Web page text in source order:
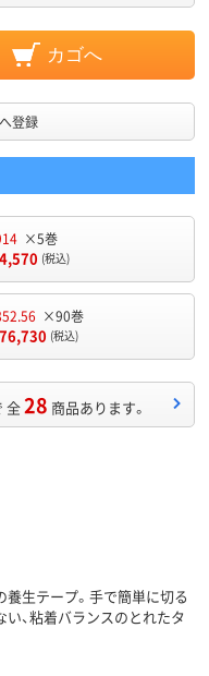
カゴへ
登録
×5巻
(税込)
×90巻
(税込)
全28 商品あります。
養生テープ。手で簡単に切る
い、粘着バランスのとれたタ